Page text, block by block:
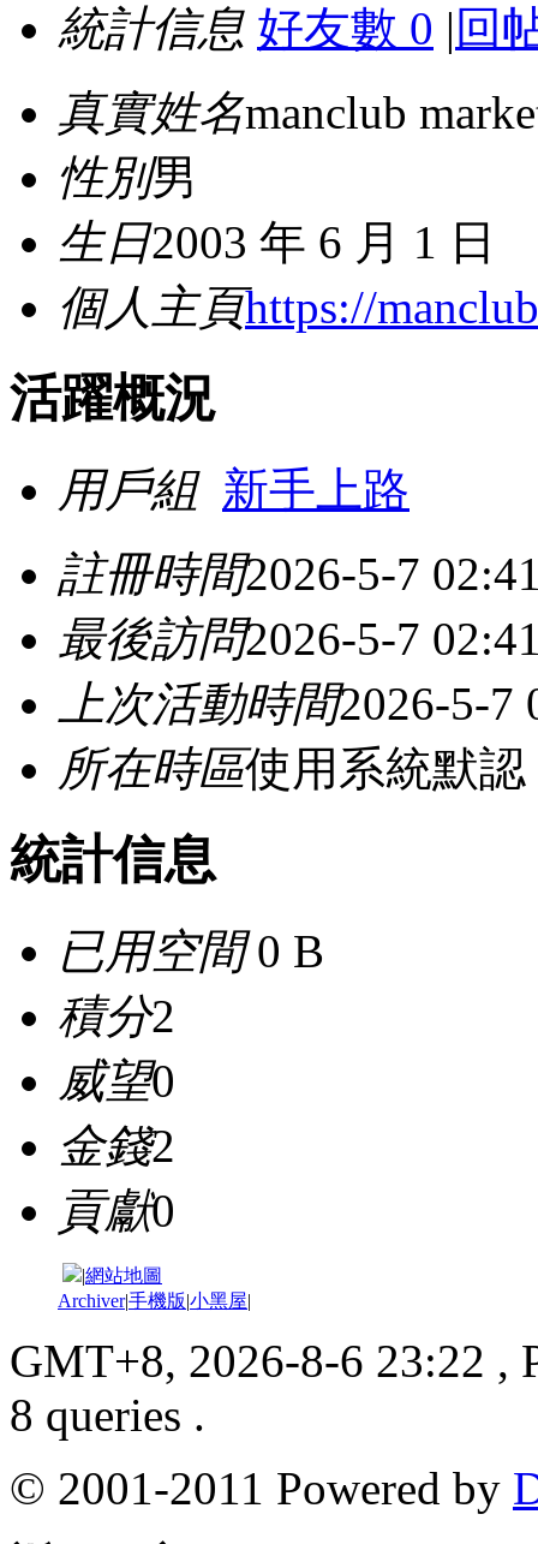
統計信息 好友數 0 | 回
真實姓名manclub
性別男
生日2003 年 6 月 1 日
個人主頁https://
活躍概況
用戶組 新手上路
註冊時間2026-5-7
最後訪問2026-5-7
上次活動時間2026-5-7
所在時區使用系統默認
統計信息
已用空間0 B
積分2
威望0
金錢2
貢獻0
|網站地圖
Archiver|手機版|小黑屋|
GMT+8, 2026-8-6 23:22 ,
8 queries .
© 2001-2011 Powered by